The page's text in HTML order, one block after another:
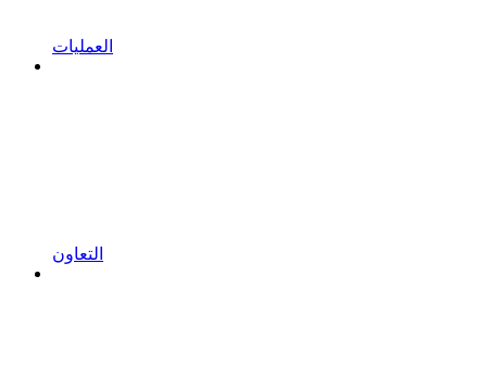
العمليات
التعاون